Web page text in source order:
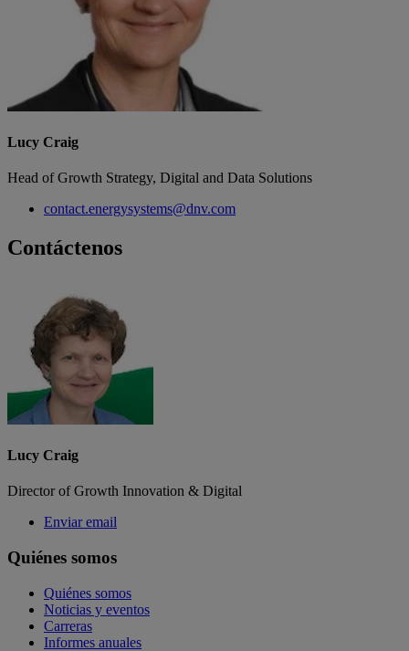
Lucy Craig
Head of Growth Strategy, Digital and Data Solutions
contact.energysystems@dnv.com
Contáctenos
Lucy Craig
Director of Growth Innovation & Digital
Enviar email
Quiénes somos
Quiénes somos
Noticias y eventos
Carreras
Informes anuales